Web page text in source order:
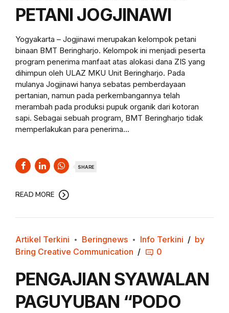
PETANI JOGJINAWI
Yogyakarta – Jogjinawi merupakan kelompok petani
binaan BMT Beringharjo. Kelompok ini menjadi peserta
program penerima manfaat atas alokasi dana ZIS yang
dihimpun oleh ULAZ MKU Unit Beringharjo. Pada
mulanya Jogjinawi hanya sebatas pemberdayaan
pertanian, namun pada perkembangannya telah
merambah pada produksi pupuk organik dari kotoran
sapi. Sebagai sebuah program, BMT Beringharjo tidak
memperlakukan para penerima...
SHARE
READ MORE
Artikel Terkini Beringnews Info Terkini
by
Bring Creative Communication
0
PENGAJIAN SYAWALAN
PAGUYUBAN “PODO